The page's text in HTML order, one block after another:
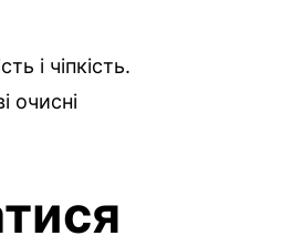
і чіпкість.
очисні